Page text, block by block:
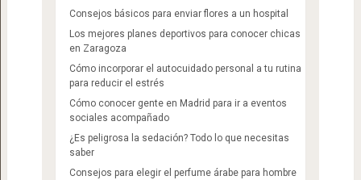
Consejos básicos para enviar flores a un hospital
Los mejores planes deportivos para conocer chicas
en Zaragoza
Cómo incorporar el autocuidado personal a tu rutina
para reducir el estrés
Cómo conocer gente en Madrid para ir a eventos
sociales acompañado
¿Es peligrosa la sedación? Todo lo que necesitas
saber
Consejos para elegir el perfume árabe para hombre